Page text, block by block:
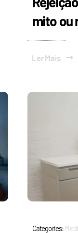
mito ou
Ler Mais
Categories: